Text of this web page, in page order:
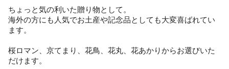
ちょっと気の利いた贈り物として。
海外の方にも人気でお土産や記念品としても大変喜ばれてい
ます。
桜ロマン、京てまり、花鳥、花丸、花あかりからお選びいた
だけます。